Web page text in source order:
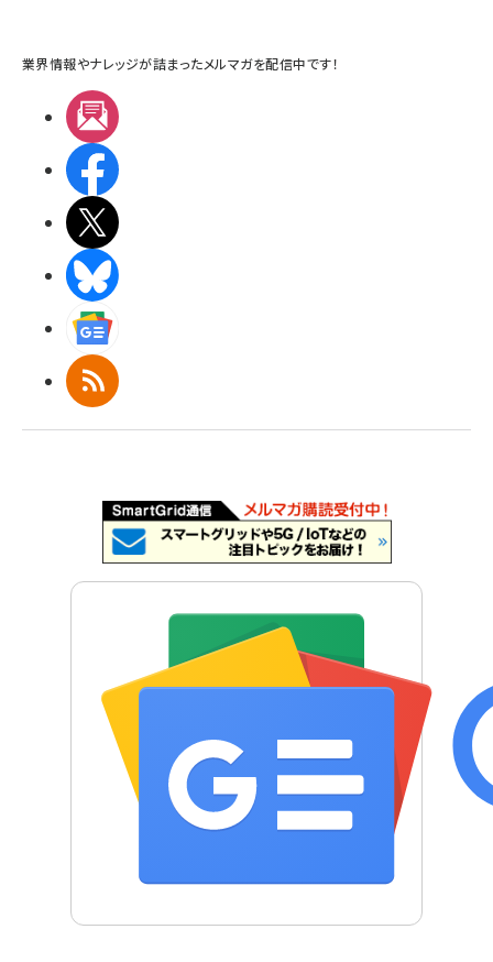
業界情報やナレッジが詰まったメルマガを配信中です！
RSS